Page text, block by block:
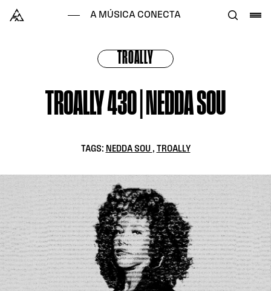
Alataj
A MÚSICA CONECTA
TROALLY
TROALLY 430 | NEDDA SOU
TAGS: NEDDA SOU , TROALLY